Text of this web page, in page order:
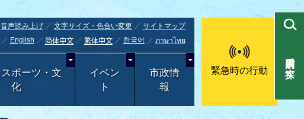
音声読み上げ 文字サイズ・色合い変更
サイトマップ
English 简体中文 繁体中文 한국어 ภาษาไทย
ポーツ・文
化
イベン
ト
市政情
報
緊急時の行動 目的別で探す